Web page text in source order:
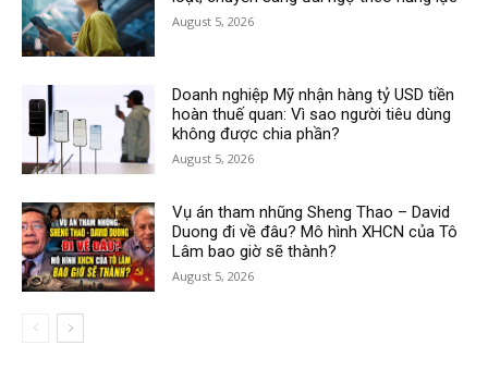
August 5, 2026
Doanh nghiệp Mỹ nhận hàng tỷ USD tiền
hoàn thuế quan: Vì sao người tiêu dùng
không được chia phần?
August 5, 2026
Vụ án tham nhũng Sheng Thao – David
Duong đi về đâu? Mô hình XHCN của Tô
Lâm bao giờ sẽ thành?
August 5, 2026